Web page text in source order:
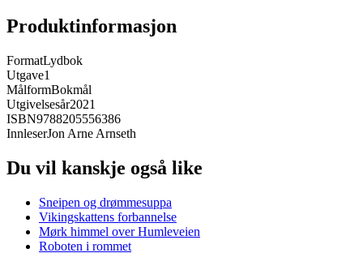
Produktinformasjon
FormatLydbok
Utgave1
MålformBokmål
Utgivelsesår2021
ISBN9788205556386
InnleserJon Arne Arnseth
Du vil kanskje også like
Sneipen og drømmesuppa
Vikingskattens forbannelse
Mørk himmel over Humleveien
Roboten i rommet